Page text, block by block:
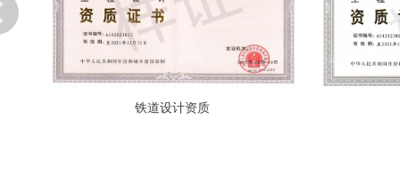
铁道设计资质